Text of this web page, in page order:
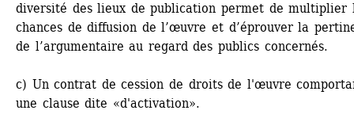
diversité des lieux de publication permet de multiplier
chances de diffusion de l’œuvre et d’éprouver la
de l’argumentaire au regard des publics concernés.
c) Un contrat de cession de droits de l'œuvre
une clause dite «d'activation».